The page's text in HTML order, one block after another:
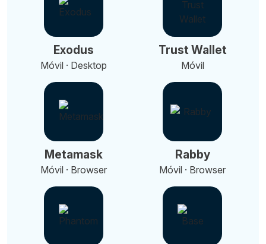
Exodus
Móvil · Desktop
Trust Wallet
Móvil
Metamask
Móvil · Browser
Rabby
Móvil · Browser